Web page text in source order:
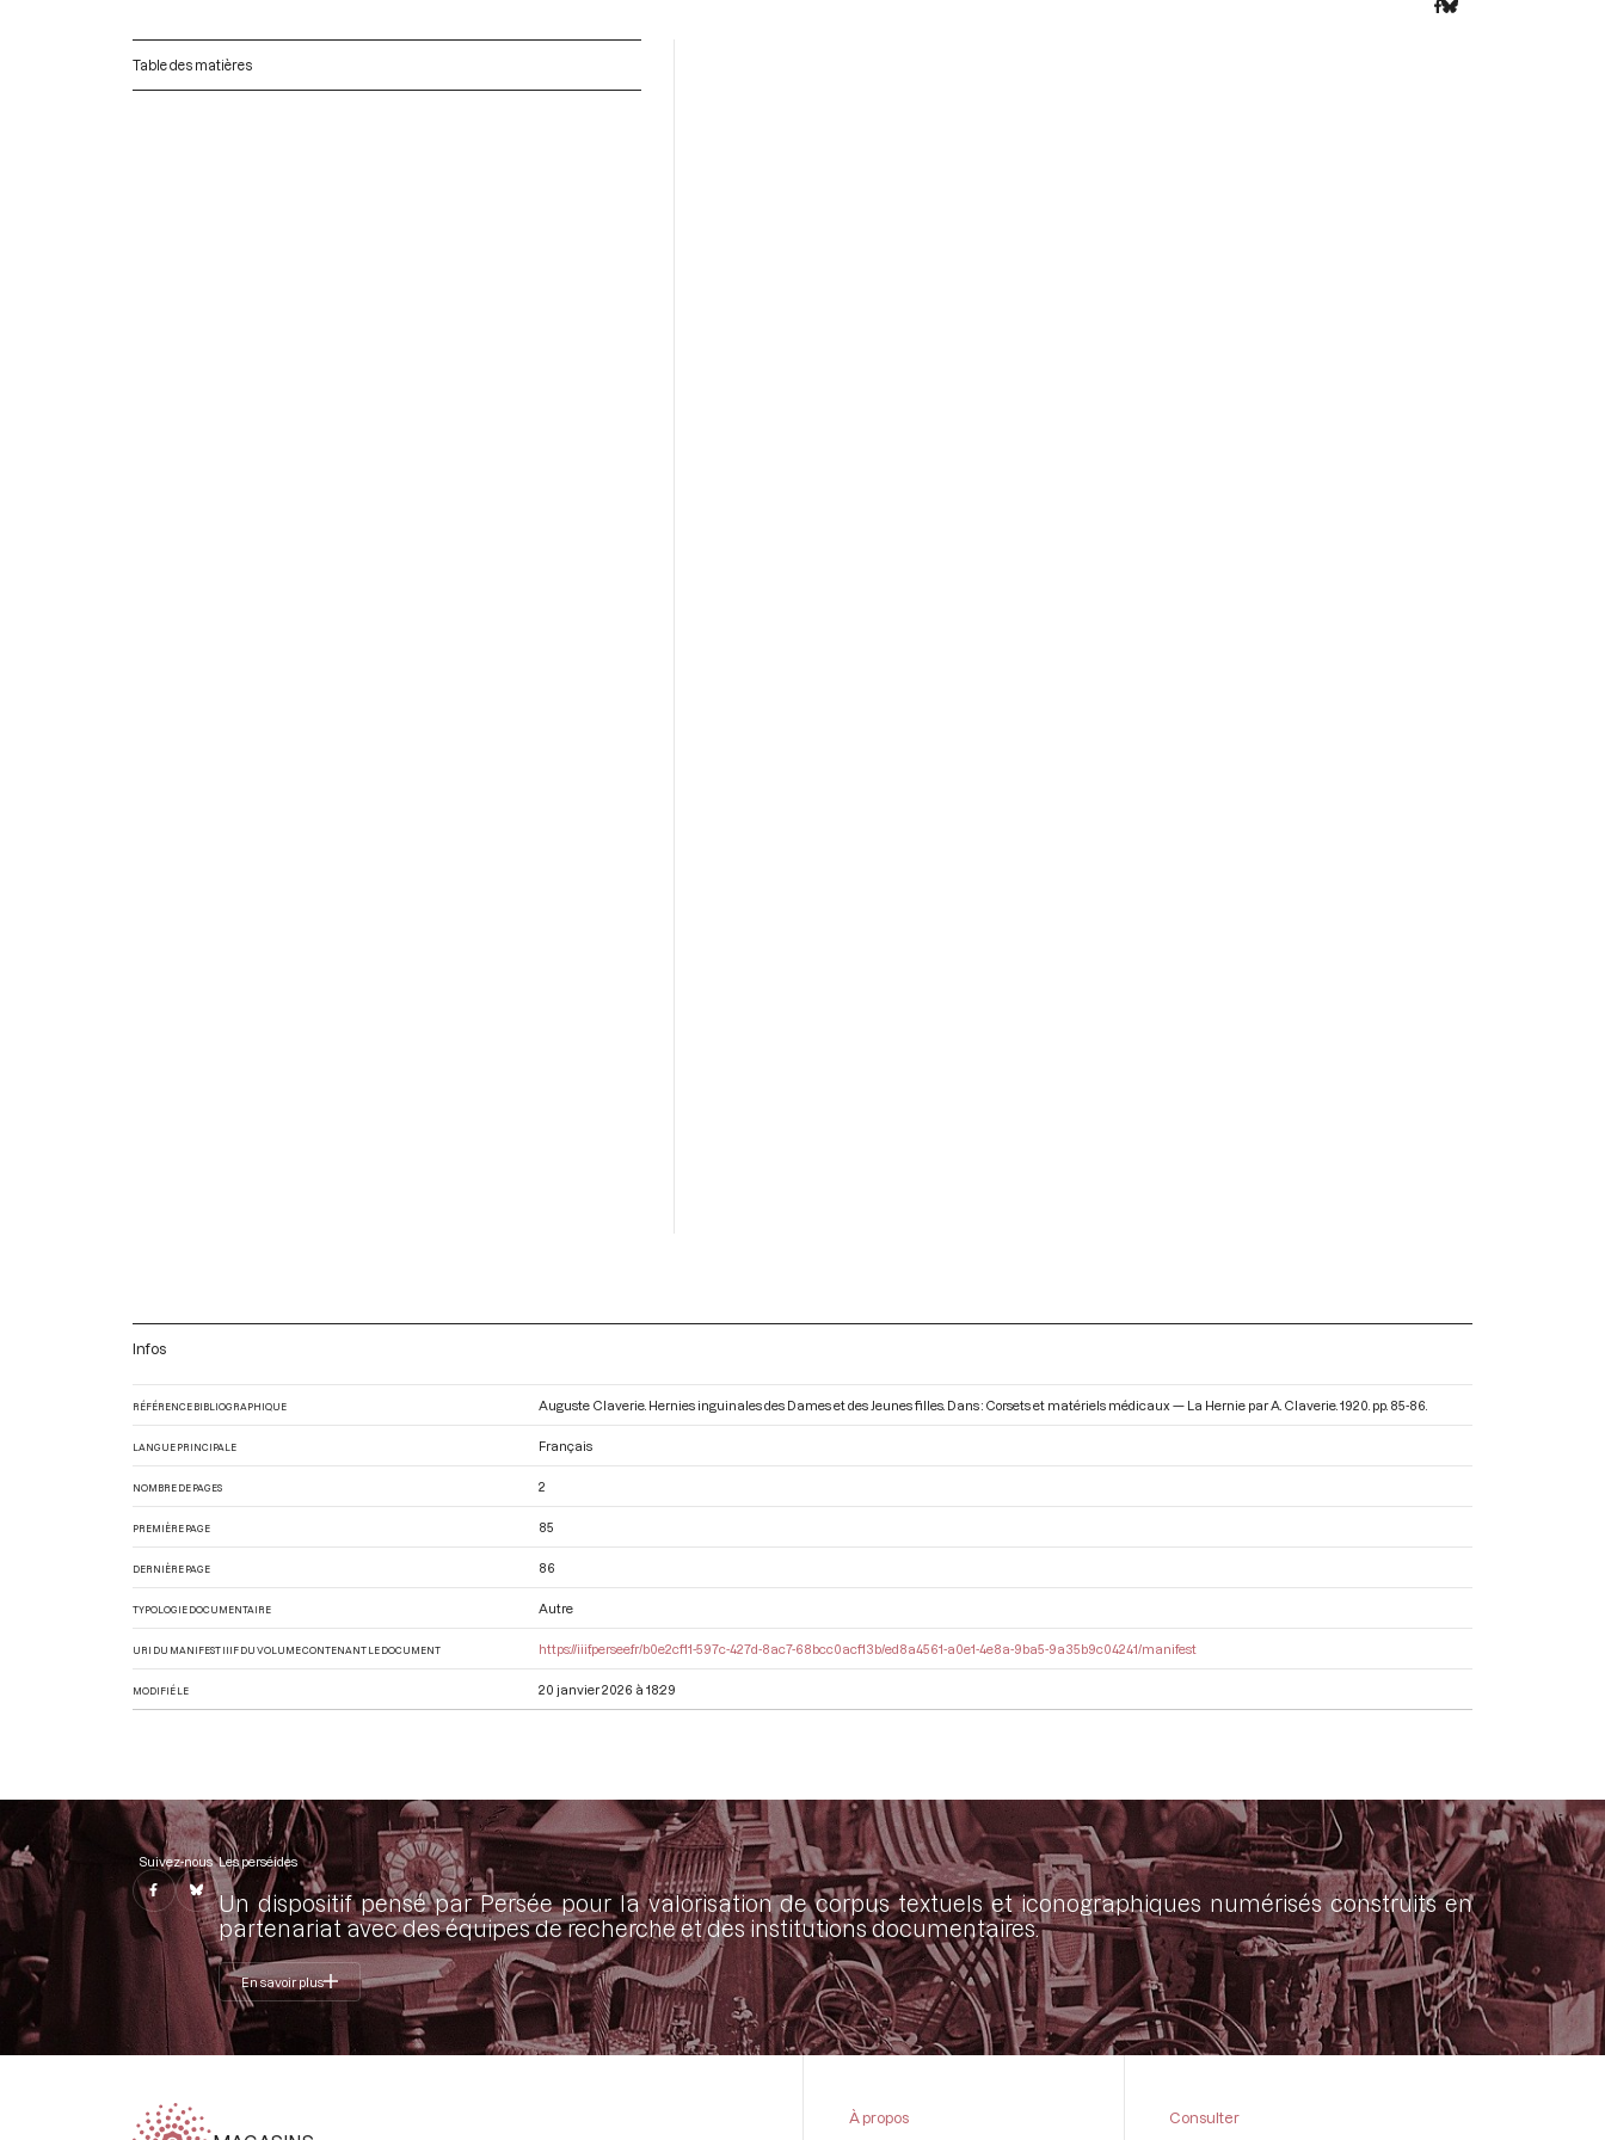
Table des matières
Infos
RÉFÉRENCE BIBLIOGRAPHIQUE Auguste Claverie. Hernies inguinales des Dames et des Jeunes filles. Dans : Corsets et matériels médicaux — La Hernie par A. Claverie. 1920. pp. 85-86.
LANGUE PRINCIPALE Français
NOMBRE DE PAGES 2
PREMIÈRE PAGE 85
DERNIÈRE PAGE 86
TYPOLOGIE DOCUMENTAIRE Autre
URI DU MANIFEST IIIF DU VOLUME CONTENANT LE DOCUMENT https://iiif.persee.fr/b0e2cf11-597c-427d-8ac7-68bcc0acf13b/ed8a4561-a0e1-4e8a-9ba5-9a35b9c04241/manifest
MODIFIÉ LE 20 janvier 2026 à 18:29
Suivez-nous Les perséides
Un dispositif pensé par Persée pour la valorisation de corpus textuels et iconographiques numérisés construits en
partenariat avec des équipes de recherche et des institutions documentaires.
En savoir plus
À propos
Consulter